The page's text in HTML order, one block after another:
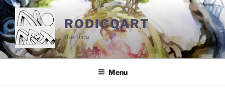
Aller
au
contenu
principal
RODICQART
the blog
Menu